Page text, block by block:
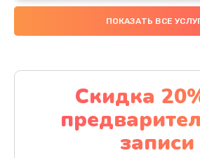
Замена
4000 руб.
Замена материнской
1100 руб.
Заказать
ПОКАЗАТЬ ВСЕ
Скидка
записи